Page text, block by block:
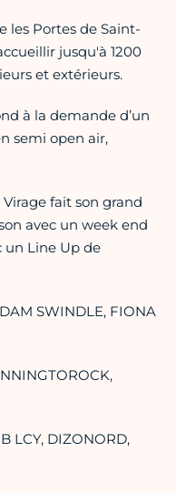
les Portes de Saint-
jusqu'à 1200
et extérieurs.
à la demande d’un
semi open air,
fait son grand
avec un week end
un Line Up de
SWINDLE, FIONA
LCY, DIZONORD,